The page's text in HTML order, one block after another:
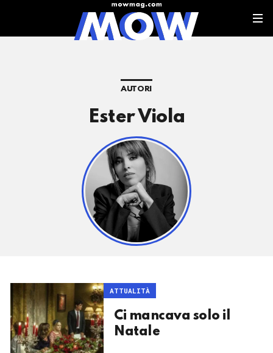
AUTORI
Ester Viola
ATTUALITÀ
Ci mancava solo il
Natale